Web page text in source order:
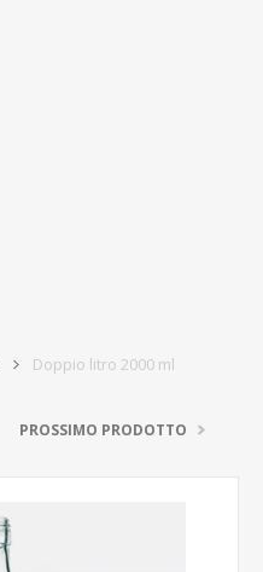
Doppio litro 2000 ml
PROSSIMO PRODOTTO